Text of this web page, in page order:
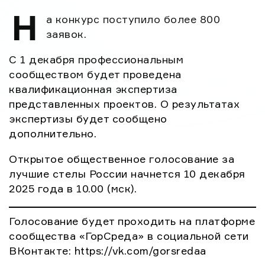
социальной сети ВКонтакте:
https://vk.com/gorsredaa Голосование будет
проходить согласно конкурсным […]
Н
а конкурс поступило более 800
заявок.
С 1 декабря профессиональным
сообществом будет проведена
квалификационная экспертиза
представленных проектов. О результатах
экспертизы будет сообщено
дополнительно.
Открытое общественное голосование за
лучшие стелы России начнется 10 декабря
2025 года в 10.00 (мск).
Голосование будет проходить на платформе
сообщества «ГорСреда» в социальной сети
ВКонтакте: https://vk.com/gorsredaa